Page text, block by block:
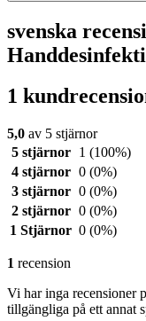
svenska
1
5,0 av 5 stjärnor
5 stjärnor
1 (100%)
4 stjärnor 0 (0%)
3 stjärnor 0 (0%)
2 stjärnor 0 (0%)
1 Stjärnor 0 (0%)
1 recension
Vi har inga recensioner
tillgängliga på ett annat